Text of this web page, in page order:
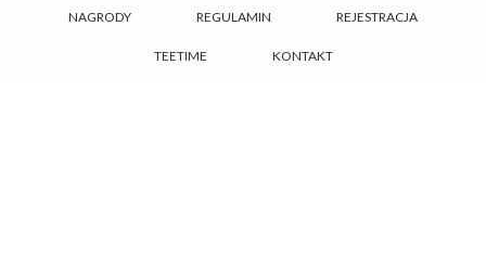
NAGRODY REGULAMIN REJESTRACJA
TEETIME KONTAKT